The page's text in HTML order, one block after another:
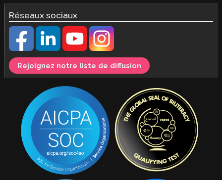
Réseaux sociaux
Rejoignez notre liste de diffusion